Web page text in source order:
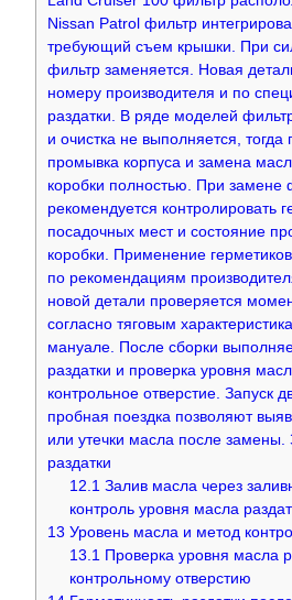
Nissan Patrol фильтр
требующий съем крышки. При
фильтр заменяется. Новая
номеру производителя и по
раздатки. В ряде моделей
и очистка не выполняется, тогда
промывка корпуса и замена
коробки полностью. При замене
рекомендуется контролировать
посадочных мест и состояние
коробки. Применение
по рекомендациям
новой детали проверяется
согласно тяговым
мануале. После сборки
раздатки и проверка уровня
контрольное отверстие. Запуск
пробная поездка позволяют
или утечки масла после замены.
раздатки
12.1 Залив масла через
контроль уровня масла
13 Уровень масла и метод
13.1 Проверка уровня масла
контрольному отверстию